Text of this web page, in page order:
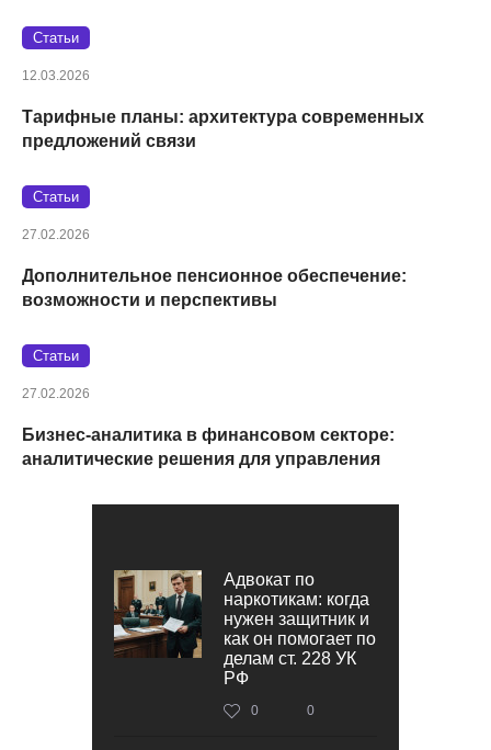
Статьи
12.03.2026
Тарифные планы: архитектура современных
предложений связи
Статьи
27.02.2026
Дополнительное пенсионное обеспечение:
возможности и перспективы
Статьи
27.02.2026
Бизнес-аналитика в финансовом секторе:
аналитические решения для управления
Адвокат по
наркотикам: когда
нужен защитник и
как он помогает по
делам ст. 228 УК
РФ
0 0